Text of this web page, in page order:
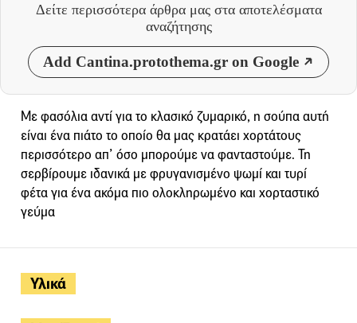
Δείτε περισσότερα άρθρα μας στα αποτελέσματα
αναζήτησης
Add Cantina.protothema.gr on Google
Υλικά
Με φασόλια αντί για το κλασικό ζυμαρικό, η σούπα αυτή
είναι ένα πιάτο το οποίο θα µας κρατάει χορτάτους
περισσότερο απ’ όσο µπορούµε να φανταστούµε. Τη
σερβίρουμε ιδανικά µε φρυγανισμένο ψωμί και τυρί
φέτα για ένα ακόµα πιο ολοκληρωµένο και χορταστικό
γεύµα